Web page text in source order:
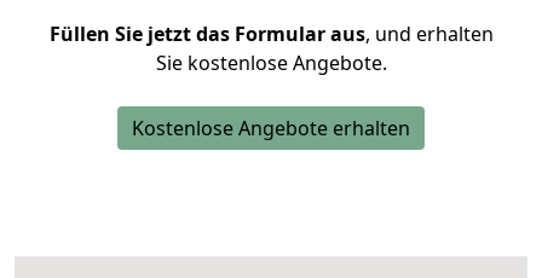
Füllen Sie jetzt das Formular aus, und erhalten
Sie kostenlose Angebote.
Kostenlose Angebote erhalten